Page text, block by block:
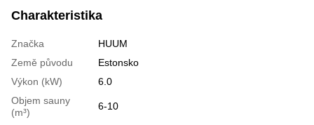
Charakteristika
Značka
HUUM
Země původu
Estonsko
Výkon (kW)
6.0
Objem sauny
(m³)
6-10